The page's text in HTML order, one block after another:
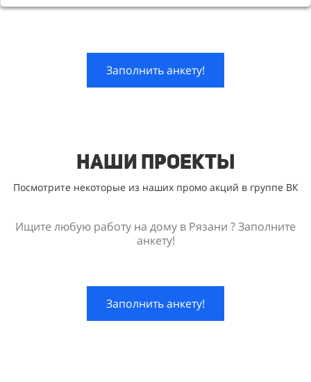
Заполнить анкету!
Наши проекты
Посмотрите некоторые из наших промо акций в группе ВК
Ищите любую работу на дому в Рязани ? Заполните
анкету!
Заполнить анкету!